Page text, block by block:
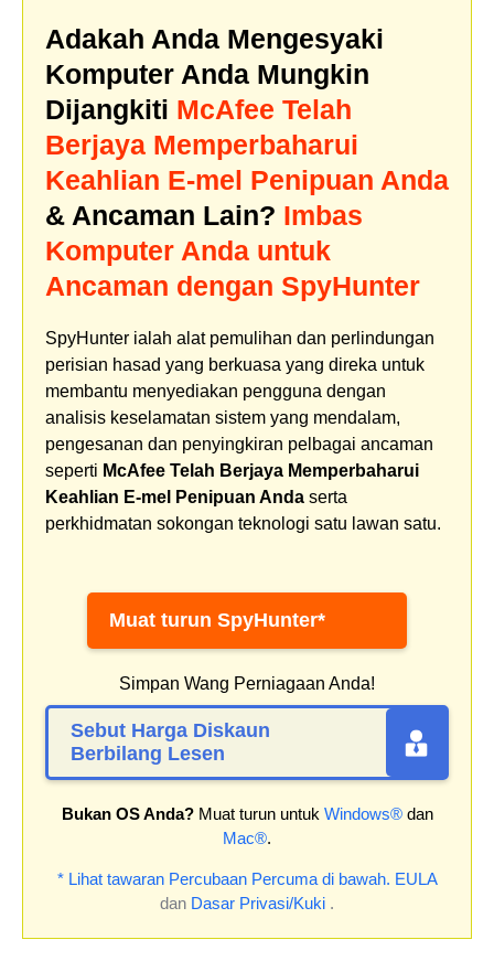
Adakah Anda Mengesyaki
Komputer Anda Mungkin
Dijangkiti McAfee Telah
Berjaya Memperbaharui
Keahlian E-mel Penipuan Anda
& Ancaman Lain? Imbas
Komputer Anda untuk
Ancaman dengan SpyHunter
SpyHunter ialah alat pemulihan dan perlindungan
perisian hasad yang berkuasa yang direka untuk
membantu menyediakan pengguna dengan
analisis keselamatan sistem yang mendalam,
pengesanan dan penyingkiran pelbagai ancaman
seperti McAfee Telah Berjaya Memperbaharui
Keahlian E-mel Penipuan Anda serta
perkhidmatan sokongan teknologi satu lawan satu.
Muat turun SpyHunter*
Simpan Wang Perniagaan Anda!
Sebut Harga Diskaun
Berbilang Lesen
Bukan OS Anda?Muat turun untuk Windows®dan
Mac®.
* Lihat tawaran Percubaan Percuma di bawah. EULA
dan Dasar Privasi/Kuki .